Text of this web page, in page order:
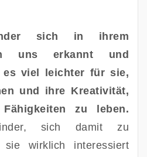
sich in ihrem
uns erkannt und
es viel leichter für sie,
und ihre Kreativität,
zu leben.
sich damit zu
sie wirklich interessiert